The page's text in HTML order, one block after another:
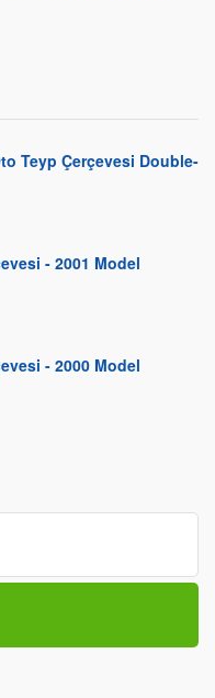
Teyp Çerçevesi Double-
- 2001 Model
- 2000 Model